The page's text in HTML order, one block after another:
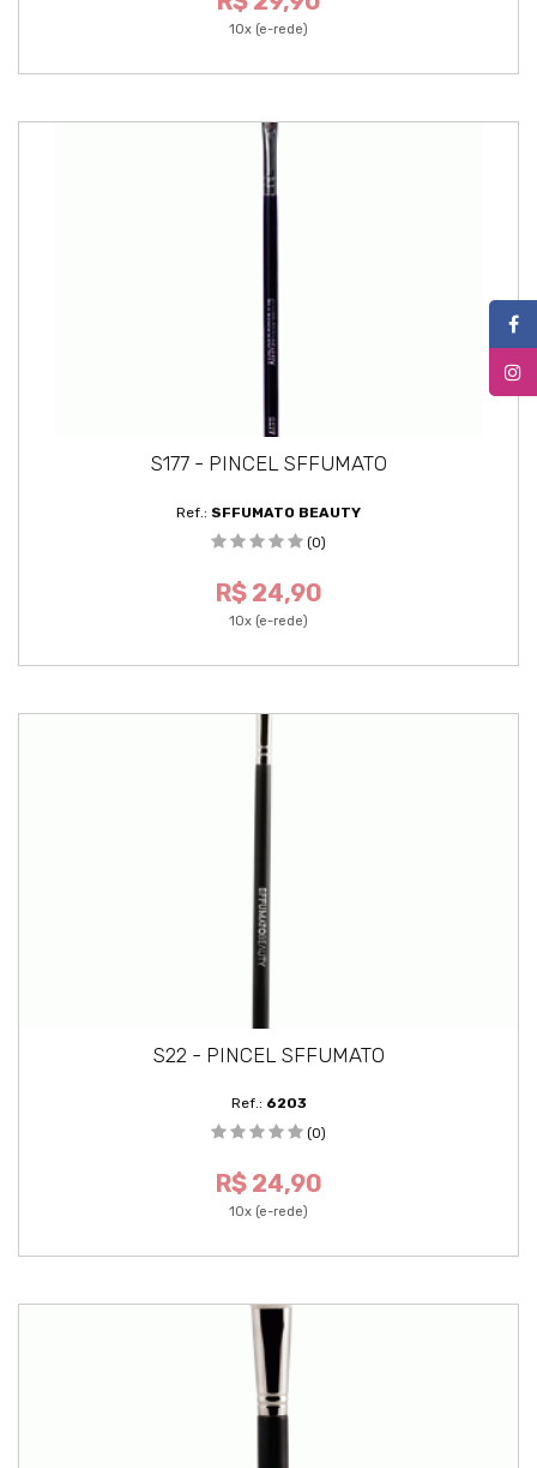
10x (e-rede)
S177 - PINCEL SFFUMATO
Ref.: SFFUMATO BEAUTY
(0)
R$ 24,90
10x (e-rede)
S22 - PINCEL SFFUMATO
Ref.: 6203
(0)
R$ 24,90
10x (e-rede)